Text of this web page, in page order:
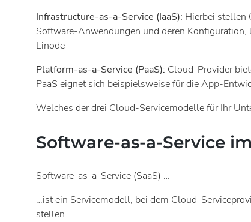
Infrastructure-as-a-Service (IaaS): Hierbei stellen
Software-Anwendungen und deren
Linode
Platform-as-a-Service (PaaS): Cloud-Provider
PaaS eignet sich beispielsweise für die App-
Welches der drei Cloud-Servicemodelle für Ihr
Software-as-a-Service
Software-as-a-Service (SaaS) …
…ist ein Servicemodell, bei dem Cloud-
stellen.